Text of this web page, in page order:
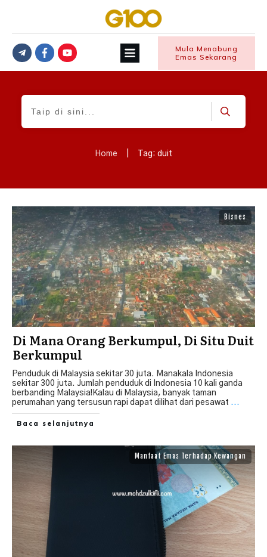
Mula Menabung
Emas Sekarang
Home Tag: duit
Bisnes
Di Mana Orang Berkumpul, Di Situ Duit
Berkumpul
Penduduk di Malaysia sekitar 30 juta. Manakala Indonesia
sekitar 300 juta. Jumlah penduduk di Indonesia 10 kali ganda
berbanding Malaysia!Kalau di Malaysia, banyak taman
perumahan yang tersusun rapi dapat dilihat dari pesawat ...
Baca selanjutnya
Manfaat Emas Terhadap Kewangan